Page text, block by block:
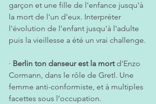
garçon et une fille de l'enfance jusqu'à
la mort de l'un d'eux. Interpréter
l'évolution de l'enfant jusqu'à l'adulte
puis la vieillesse a été un vrai challenge.
· Berlin ton danseur est la mort d'Enzo
Cormann, dans le rôle de Gretl. Une
femme anti-conformiste, et à multiples
facettes sous l’occupation.